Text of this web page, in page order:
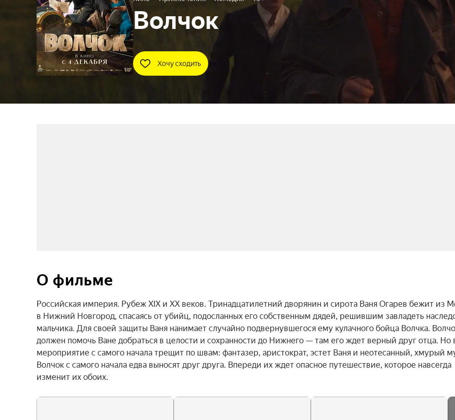
Волчок
Хочу сходить
О фильме
Российская империя. Рубеж XIX и XX веков. Тринадцатилетний дворянин и сирота Ваня Огарев бежит из
в Нижний Новгород, спасаясь от убийц, подосланных его собственным дядей, решившим завладеть
мальчика. Для своей защиты Ваня нанимает случайно подвернувшегося ему кулачного бойца Волчка.
должен помочь Ване добраться в целости и сохранности до Нижнего — там его ждет верный друг отца. Но
мероприятие с самого начала трещит по швам: фантазер, аристократ, эстет Ваня и неотесанный, хмурый
Волчок с самого начала едва выносят друг друга. Впереди их ждет опасное путешествие, которое навсегда
изменит их обоих.